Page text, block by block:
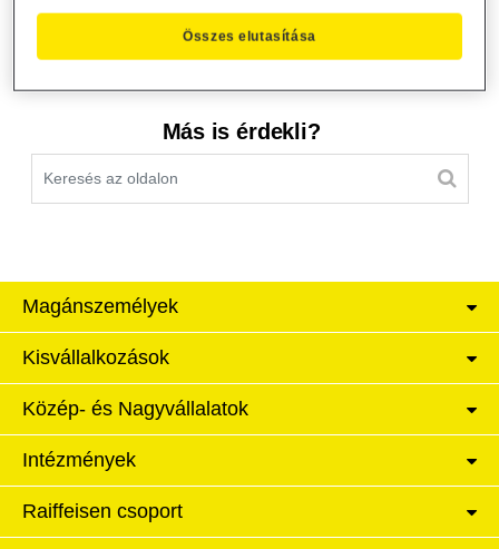
Más is érdekli?
Magánszemélyek
Kisvállalkozások
Közép- és Nagyvállalatok
Intézmények
Raiffeisen csoport
Összes elutasítása